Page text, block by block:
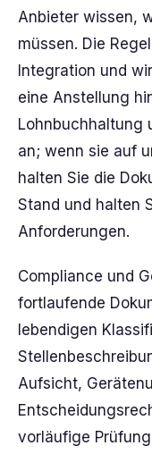
Anbieter wissen,
müssen. Die
Integration und
eine Anstellung
Lohnbuchhaltung
an; wenn sie auf
halten Sie die
Stand und halten
Anforderungen.
Compliance und
fortlaufende
lebendigen
Aufsicht,
vorläufige